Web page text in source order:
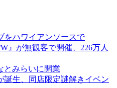
をハワイアンソースで
』が無観客で開催、226万人
とみらいに開業
誕生、同店限定謎解きイベン